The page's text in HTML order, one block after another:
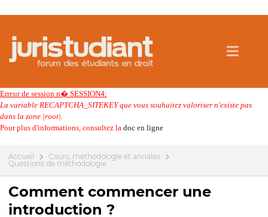
Erreur de session n� SESSION4:
La variable RECAPTCHA_SITEKEY que vous souhaitez valoriser n'existe pas
dans la zone |root|.
Pour plus d'informations, consultez la doc en ligne
Accueil
Cours, méthodologie et annales
Questions de méthodologie
Comment commencer une
introduction ?